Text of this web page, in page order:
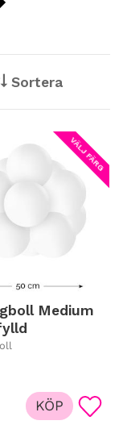
Sortera
Medium
VÄLJ FÄRG
KÖP